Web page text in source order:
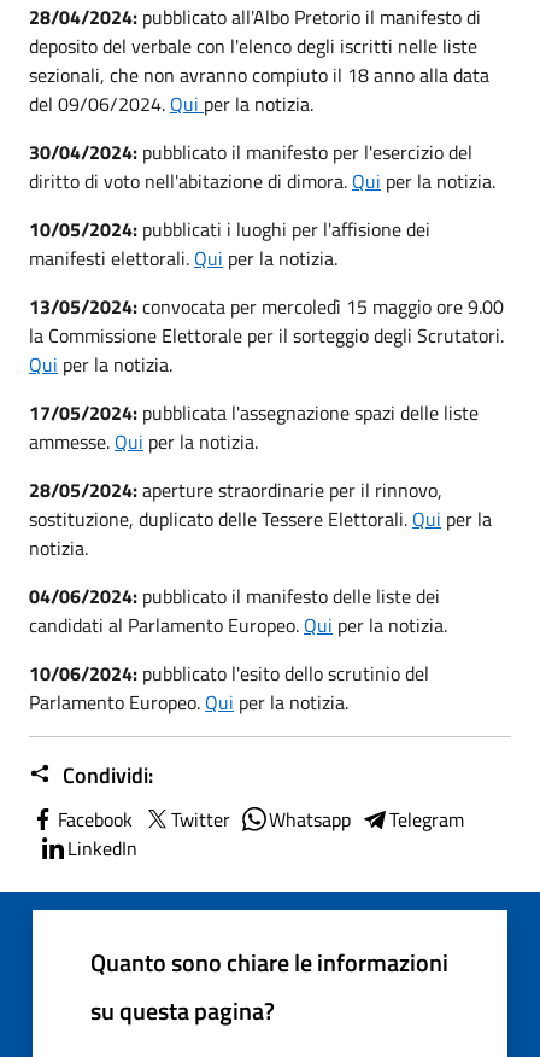
28/04/2024: pubblicato all'Albo Pretorio il manifesto di
deposito del verbale con l'elenco degli iscritti nelle liste
sezionali, che non avranno compiuto il 18 anno alla data
del 09/06/2024. Qui per la notizia.
30/04/2024: pubblicato il manifesto per l'esercizio del
diritto di voto nell'abitazione di dimora. Qui per la notizia.
10/05/2024: pubblicati i luoghi per l'affisione dei
manifesti elettorali. Qui per la notizia.
13/05/2024:convocata per mercoledì 15 maggio ore 9.00
la Commissione Elettorale per il sorteggio degli Scrutatori.
Qui per la notizia.
17/05/2024: pubblicata l'assegnazione spazi delle liste
ammesse. Qui per la notizia.
28/05/2024:aperture straordinarie per il rinnovo,
sostituzione, duplicato delle Tessere Elettorali. Qui per la
notizia.
04/06/2024: pubblicato il manifesto delle liste dei
candidati al Parlamento Europeo. Qui per la notizia.
10/06/2024: pubblicato l'esito dello scrutinio del
Parlamento Europeo. Qui per la notizia.
Condividi:
Facebook Twitter Whatsapp
Telegram
LinkedIn
Quanto sono chiare le informazioni
su questa pagina?